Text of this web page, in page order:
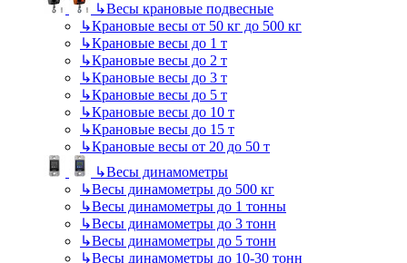
↳Весы крановые подвесные
↳Крановые весы от 50 кг до 500 кг
↳Крановые весы до 1 т
↳Крановые весы до 2 т
↳Крановые весы до 3 т
↳Крановые весы до 5 т
↳Крановые весы до 10 т
↳Крановые весы до 15 т
↳Крановые весы от 20 до 50 т
↳Весы динамометры
↳Весы динамометры до 500 кг
↳Весы динамометры до 1 тонны
↳Весы динамометры до 3 тонн
↳Весы динамометры до 5 тонн
↳Весы динамометры до 10-30 тонн